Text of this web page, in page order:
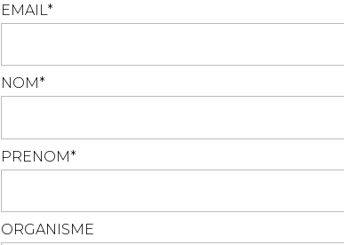
8
Auboué
9
Batilly
devez accepter pour continuer
EMAIL*
NOM*
PRENOM*
ORGANISME